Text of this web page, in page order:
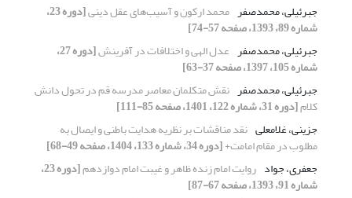
جبرئیلی، محمدصفر محمد ارکون و آسیب‌های عقل دینی [دوره 23،
شماره 89، 1393، صفحه 57-74]
جبرئیلی، محمدصفر عدل الهی و اختلافات در آفرینش [دوره 27،
شماره 105، 1397، صفحه 37-63]
جبرئیلی، محمدصفر نقش متکلمان معاصر مدرسه قم در تحول دانش
کلام[دوره 31، شماره 122، 1401، صفحه 85-111]
جزینی، غلامعلی نقد مناقشات بر نظریه هدایت باطنی و ایصال به
مطلوب در مقام امامت+[دوره 34، شماره 133، 1404، صفحه 49-68]
جعفری، جواد روایت امام زنده ظاهر و غیبت امام دوازدهم [دوره 23،
شماره 91، 1393، صفحه 67-87]